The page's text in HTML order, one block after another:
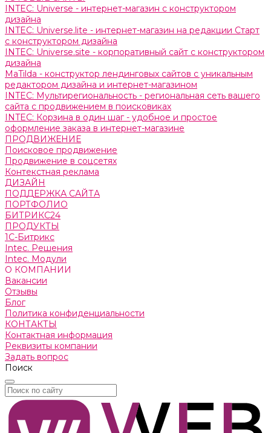
INTEC: Universe - интернет-магазин с конструктором
дизайна
INTEC: Universe.lite - интернет-магазин на редакции Старт
с конструктором дизайна
INTEC: Universe.site - корпоративный сайт с конструктором
дизайна
MaTilda - конструктор лендинговых сайтов с уникальным
редактором дизайна и интернет-магазином
INTEC: Мультирегиональность - региональная сеть вашего
сайта с продвижением в поисковиках
INTEC: Корзина в один шаг - удобное и простое
оформление заказа в интернет-магазине
ПРОДВИЖЕНИЕ
Поисковое продвижение
Продвижение в соцсетях
Контекстная реклама
ДИЗАЙН
ПОДДЕРЖКА САЙТА
ПОРТФОЛИО
БИТРИКС24
ПРОДУКТЫ
1С-Битрикс
Intec. Решения
Intec. Модули
О КОМПАНИИ
Вакансии
Отзывы
Блог
Политика конфиденциальности
КОНТАКТЫ
Контактная информация
Реквизиты компании
Задать вопрос
Поиск